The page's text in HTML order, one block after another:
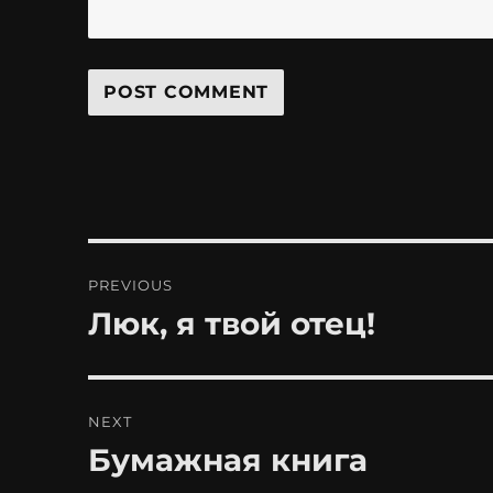
navigation
PREVIOUS
Previous
Люк, я твой отец!
NEXT
Next
Бумажная книга